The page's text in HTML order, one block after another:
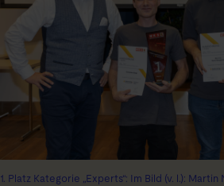
1. Platz Kategorie „Experts“: Im Bild (v. l.):